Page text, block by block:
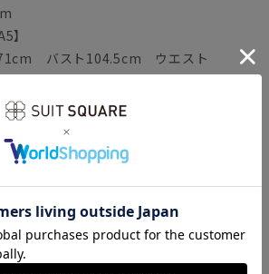
】
71cm バスト104.5cm ウエスト
袖丈59.5cm
表示80cm ウエスト仕上がり83cm ヒ
ワタリ幅32.9cm ヒザ幅
袖丈61cm
表示82cm ウエスト仕上がり85cm ヒ
24cm ワタリ幅33.5cm ヒザ幅